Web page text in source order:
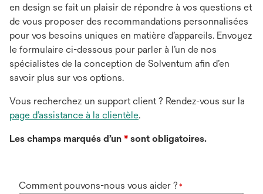
en design se fait un plaisir de répondre à vos questions et
de vous proposer des recommandations personnalisées
pour vos besoins uniques en matière d’appareils. Envoyez
le formulaire ci-dessous pour parler à l’un de nos
spécialistes de la conception de Solventum afin d’en
savoir plus sur vos options.
Vous recherchez un support client ? Rendez-vous sur la
page d’assistance à la clientèle.
Les champs marqués d’un * sont obligatoires.
Comment pouvons-nous vous aider ? *